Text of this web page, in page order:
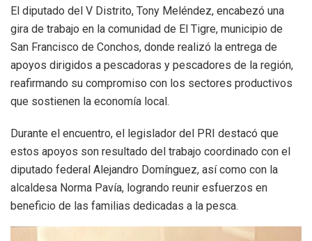
El diputado del V Distrito, Tony Meléndez, encabezó una
gira de trabajo en la comunidad de El Tigre, municipio de
San Francisco de Conchos, donde realizó la entrega de
apoyos dirigidos a pescadoras y pescadores de la región,
reafirmando su compromiso con los sectores productivos
que sostienen la economía local.
Durante el encuentro, el legislador del PRI destacó que
estos apoyos son resultado del trabajo coordinado con el
diputado federal Alejandro Domínguez, así como con la
alcaldesa Norma Pavía, logrando reunir esfuerzos en
beneficio de las familias dedicadas a la pesca.